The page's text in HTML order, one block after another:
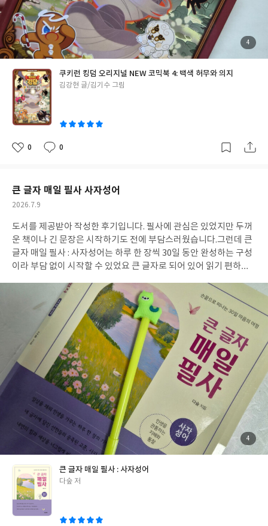
고요. 책 한 권으로 자연스럽게 대화가 이어질 수 있어 더욱 만족스
러웠습니다.게임을 하는 아이들은 익숙한 캐릭터를 새로운 이야기
로 만나는 재미가 있고, 게임을 하지 않는 아이들도 스토리를 이해
하는 데 어려움이 없어 누구나 재미있게 읽을 수 있는 책이라고 생각
합니다. 재미와 감동, 교훈을 함께 담은 학습만화를 찾는다면 추천
하고 싶은 시리즈입니다. 다음 권에서는 어떤 모험이 펼쳐질지 벌써
부터 기다려집니다.
첨
부
사
4
쿠키런 킹덤 오리지널 NEW 코믹북 4: 백색 허무와 의지
글
김강현 글/김기수 그림
좋
0
댓
0
작
큰 글자 매일 필사 사자성어
작
일
2026.7.9
도서를 제공받아 작성한 후기입니다. 필사에 관심은 있었지만 두꺼
운 책이나 긴 문장은 시작하기도 전에 부담스러웠습니다.그런데 큰
글자 매일 필사 : 사자성어는 하루 한 장씩 30일 동안 완성하는 구성
이라 부담 없이 시작할 수 있었요 큰 글자로 되어 있어 읽기 편하고
의 뜻과 함께 담긴 설명을 읽고 직접 필사하다 보니 단순히 글자를
따라 쓰는 것이 아니라 그 의미를 자연스럽게 되새기게 되더라고요
마지막에 '오늘 나의 결심 한 줄'을 적는 공간도 있어 하루를 돌아보
고 마음을 정리하는 시간이 될것 같아요 스프링 제본이라 책이 잘 펼
쳐져 쓰기 편한 점도 만족스럽더라고요. 하루 10분 정도만 투자하면
충분해서 바쁜 일상 속에서도 꾸준히 실천하기 좋았고 필사를 처음
시작하는 분이나 사자성어를 부담 없이 익히고 싶은 분들에게 추천
하고 싶은 책입니다. 꾸준히 한 권을 완성하고 나면 작은 성취감도
함께 얻을 수 있을 것 같습니다.
첨
부
사
4
큰 글자 매일 필사 : 사자성어
글
다숲 저